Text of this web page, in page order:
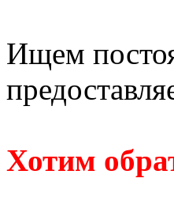
Ищем
Хотим